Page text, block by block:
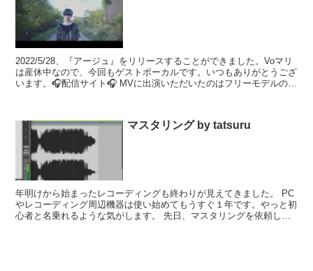
2022/5/28、『アージュ』をリリースすることができました。Voマリ
は産休中なので、今回もゲストボーカルです。いつもありがとうござ
います。🎧配信サイト🎧 MVに出演いただいたのはフリーモデルの美
マスタリング by tatsuru
年明けから始まったレコーディングも終わりが見えてきました。 PC
やレコーディング周辺機器は使い始めてもうすぐ１年です。やっと初
心者と名乗れるような気がします。 先日、マスタリングを依頼した